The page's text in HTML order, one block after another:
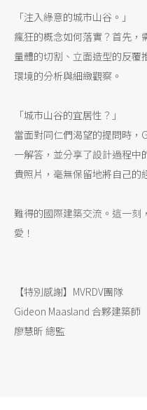
「注入綠意的城市山谷。」
瘋狂的概念如何落實？首先，
量體的切割、立面造型的反
環境的分析與細緻觀察。
「城市山谷的宜居性？」
當面對同仁們渴望的提問時，
一解答，並分享了設計過程中
貴照片，毫無保留地將自己的
難得的國際建築交流。這一刻
愛！
【特別感謝】MVRDV團隊
Gideon Maasland 合夥建築師
廖慧昕 總監